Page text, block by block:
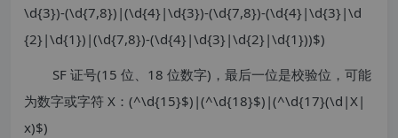
\d{3})-(\d{7,8})|(\d{4}|\d{3})-(\d{7,8})-(\d{4}|\d{3}|\d
{2}|\d{1})|(\d{7,8})-(\d{4}|\d{3}|\d{2}|\d{1}))$)
SF 证号(15 位、18 位数字)，最后一位是校验位，可能
为数字或字符 X：(^\d{15}$)|(^\d{18}$)|(^\d{17}(\d|X|
x)$)